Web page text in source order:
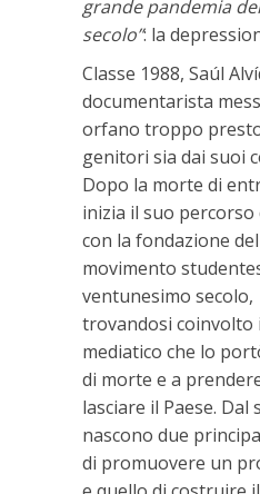
grande pandemia
secolo”: la
Classe 1988, Saúl
documentarista
orfano troppo
genitori sia dai suoi
Dopo la morte di
inizia il suo
con la fondazione
movimento
ventunesimo secolo,
trovandosi coinvolto
mediatico che lo
di morte e a
lasciare il Paese.
nascono due
di promuovere un